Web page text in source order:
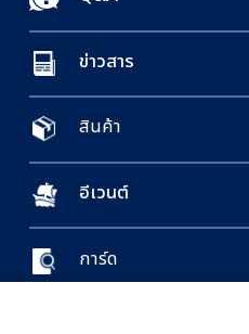
ข่าวสาร
สินค้า
อีเวนต์
การ์ด